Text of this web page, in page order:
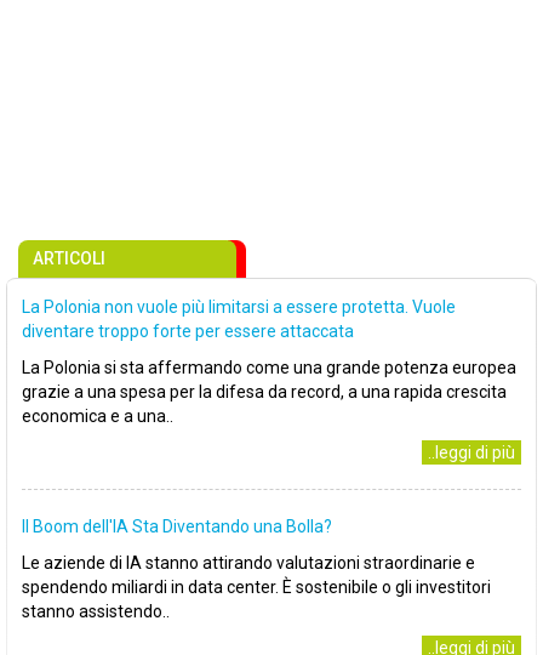
ARTICOLI
La Polonia non vuole più limitarsi a essere protetta. Vuole
diventare troppo forte per essere attaccata
La Polonia si sta affermando come una grande potenza europea
grazie a una spesa per la difesa da record, a una rapida crescita
economica e a una..
..leggi di più
Il Boom dell'IA Sta Diventando una Bolla?
Le aziende di IA stanno attirando valutazioni straordinarie e
spendendo miliardi in data center. È sostenibile o gli investitori
stanno assistendo..
..leggi di più